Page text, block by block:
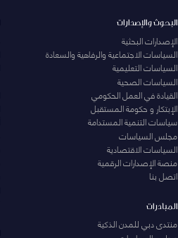
البحوث والإصدارات
الإصدارات البحثية
السياسات الاجتماعية والرفاهية والسعادة
السياسات التعليمية
السياسات الصحية
القيادة في العمل الحكومي
الإبتكار و حكومة المستقبل
سياسات التنمية المستدامة
مجلس السياسات
السياسات الاقتصادية
منصة الإصدارات الرقمية
اتصل بنا
المبادرات
منتدى دبي للمدن الذكية